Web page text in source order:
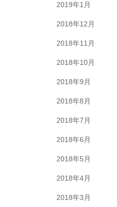
2019年1月
2018年12月
2018年11月
2018年10月
2018年9月
2018年8月
2018年7月
2018年6月
2018年5月
2018年4月
2018年3月